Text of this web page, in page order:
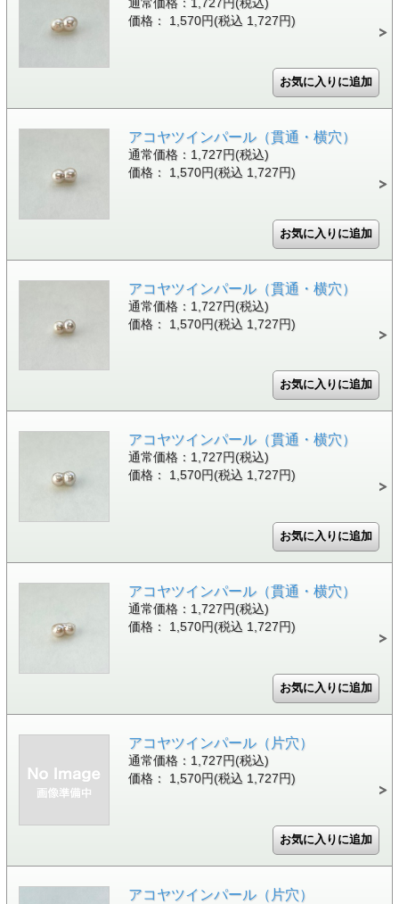
通常価格：1,727円(税込)
価格： 1,570円(税込 1,727円)
アコヤツインパール（貫通・横穴）
通常価格：1,727円(税込)
価格： 1,570円(税込 1,727円)
アコヤツインパール（貫通・横穴）
通常価格：1,727円(税込)
価格： 1,570円(税込 1,727円)
アコヤツインパール（貫通・横穴）
通常価格：1,727円(税込)
価格： 1,570円(税込 1,727円)
アコヤツインパール（貫通・横穴）
通常価格：1,727円(税込)
価格： 1,570円(税込 1,727円)
アコヤツインパール（片穴）
通常価格：1,727円(税込)
価格： 1,570円(税込 1,727円)
アコヤツインパール（片穴）